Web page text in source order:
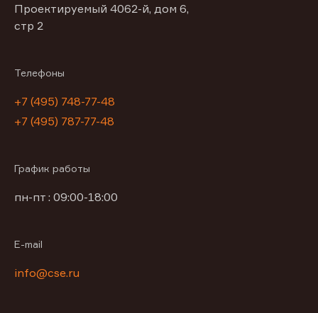
Проектируемый 4062-й, дом 6,
стр 2
Телефоны
+7 (495) 748-77-48
+7 (495) 787-77-48
График работы
пн-пт : 09:00-18:00
E-mail
info@cse.ru